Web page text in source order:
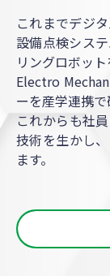
これまでデジ
設備点検シス
リングロボッ
Electro
ーを産学連携で
これからも社
技術を生かし
ます。